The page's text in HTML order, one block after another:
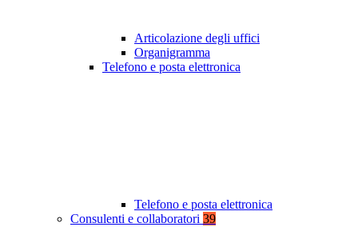
Articolazione degli uffici
Organigramma
Telefono e posta elettronica
Telefono e posta elettronica
Consulenti e collaboratori 39